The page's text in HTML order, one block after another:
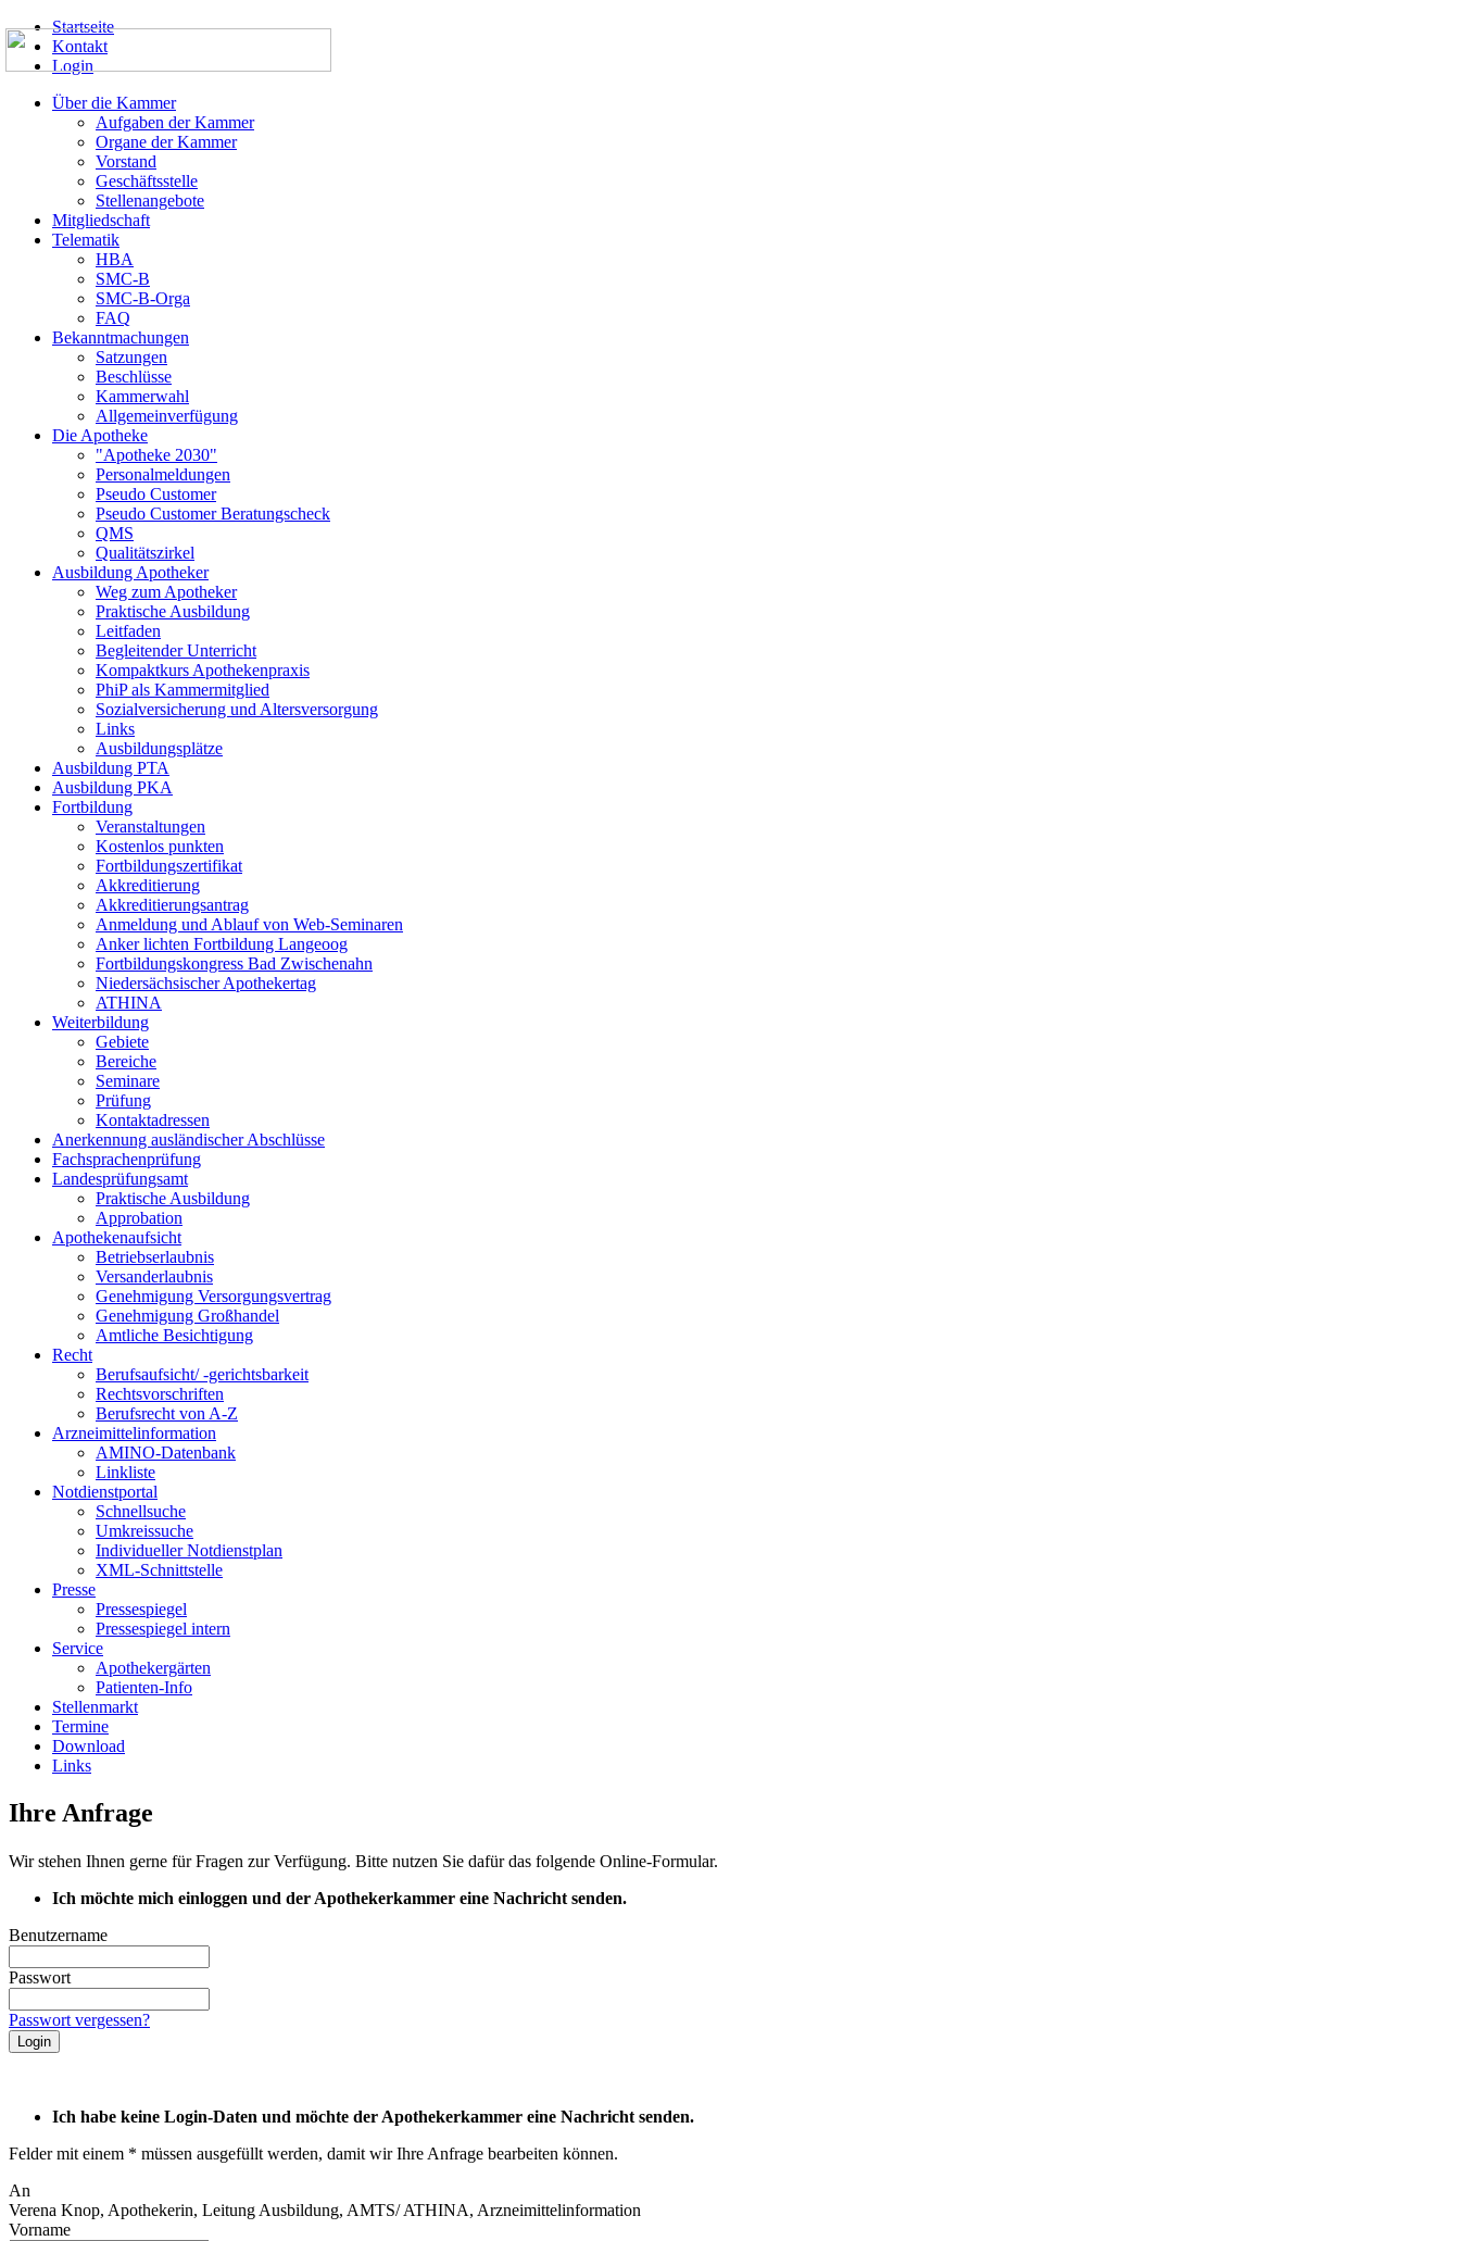
Startseite
Kontakt
Login
Über die Kammer
Aufgaben der Kammer
Organe der Kammer
Vorstand
Geschäftsstelle
Stellenangebote
Mitgliedschaft
Telematik
HBA
SMC-B
SMC-B-Orga
FAQ
Bekanntmachungen
Satzungen
Beschlüsse
Kammerwahl
Allgemeinverfügung
Die Apotheke
"Apotheke 2030"
Personalmeldungen
Pseudo Customer
Pseudo Customer Beratungscheck
QMS
Qualitätszirkel
Ausbildung Apotheker
Weg zum Apotheker
Praktische Ausbildung
Leitfaden
Begleitender Unterricht
Kompaktkurs Apothekenpraxis
PhiP als Kammermitglied
Sozialversicherung und Altersversorgung
Links
Ausbildungsplätze
Ausbildung PTA
Ausbildung PKA
Fortbildung
Veranstaltungen
Kostenlos punkten
Fortbildungszertifikat
Akkreditierung
Akkreditierungsantrag
Anmeldung und Ablauf von Web-Seminaren
Anker lichten Fortbildung Langeoog
Fortbildungskongress Bad Zwischenahn
Niedersächsischer Apothekertag
ATHINA
Weiterbildung
Gebiete
Bereiche
Seminare
Prüfung
Kontaktadressen
Anerkennung ausländischer Abschlüsse
Fachsprachenprüfung
Landesprüfungsamt
Praktische Ausbildung
Approbation
Apothekenaufsicht
Betriebserlaubnis
Versanderlaubnis
Genehmigung Versorgungsvertrag
Genehmigung Großhandel
Amtliche Besichtigung
Recht
Berufsaufsicht/ -gerichtsbarkeit
Rechtsvorschriften
Berufsrecht von A-Z
Arzneimittelinformation
AMINO-Datenbank
Linkliste
Notdienstportal
Schnellsuche
Umkreissuche
Individueller Notdienstplan
XML-Schnittstelle
Presse
Pressespiegel
Pressespiegel intern
Service
Apothekergärten
Patienten-Info
Stellenmarkt
Termine
Download
Links
Ihre Anfrage
Wir stehen Ihnen gerne für Fragen zur Verfügung. Bitte nutzen Sie dafür das folgende Online-Formular.
Ich möchte mich einloggen und der Apothekerkammer eine Nachricht senden.
Benutzername
Passwort
Passwort vergessen?
Ich habe keine Login-Daten und möchte der Apothekerkammer eine Nachricht senden.
Felder mit einem * müssen ausgefüllt werden, damit wir Ihre Anfrage bearbeiten können.
An
Verena Knop, Apothekerin, Leitung Ausbildung, AMTS/ ATHINA, Arzneimittelinformation
Vorname